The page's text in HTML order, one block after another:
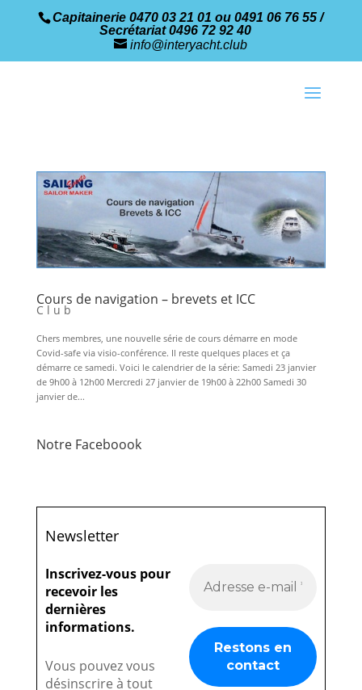
Capitainerie 0470 03 21 01 ou 0491 06 76 55 /
Secrétariat 0496 72 92 40
info@interyacht.club
Cours de navigation – brevets et ICC
Club
Chers membres, une nouvelle série de cours démarre en mode
Covid-safe via visio-conférence. Il reste quelques places et ça
démarre ce samedi. Voici le calendrier de la série: Samedi 23 janvier
de 9h00 à 12h00 Mercredi 27 janvier de 19h00 à 22h00 Samedi 30
janvier de...
Notre Faceboook
Newsletter
Inscrivez-vous pour
recevoir les
dernières
informations.
Vous pouvez vous
désinscrire à tout